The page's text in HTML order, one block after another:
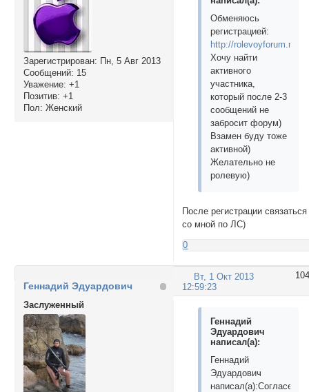
Зарегистрирован: Пн, 5 Авг 2013
Сообщений: 15
Уважение: +1
Позитив: +1
Пол: Женский
Обменяюсь
регистрацией:
http://
Хочу найти
активного
участника,
который после 2-3
сообщений не
забросит форум)
Взамен буду тоже
активной)
Желательно не
ролевую)
После регистрации связаться
со мной по ЛС)
0
104
Вт, 1 Окт 2013
12:59:23
Геннадий Эдуардович
Заслуженный
Геннадий
Эдуардович
написал(а):
Геннадий
Эдуардович
написал(а):Согласен